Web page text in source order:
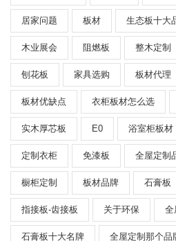
居家问题 板材 生态板十大
木业展会 阻燃板 整木定制
刨花板 家具选购 板材代理
板材优缺点 衣柜板材怎么选
实木厚芯板 E0 浴室柜板材
定制衣柜 免漆板 全屋定制
橱柜定制 板材品牌 石膏板
指接板-齿接板 关于环保 全
石膏板十大名牌 全屋定制那个品